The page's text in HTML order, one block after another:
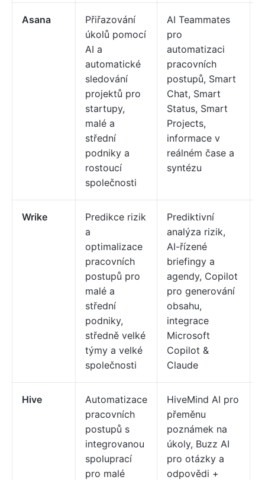
Asana
Přiřazování
úkolů pomocí
AI a
automatické
sledování
projektů pro
startupy,
malé a
střední
podniky a
rostoucí
společnosti
AI Teammates
pro
automatizaci
pracovních
postupů, Smart
Chat, Smart
Status, Smart
Projects,
informace v
reálném čase a
syntézu
Wrike
Predikce rizik
a
optimalizace
pracovních
postupů pro
malé a
střední
podniky,
středně velké
týmy a velké
společnosti
Prediktivní
analýza rizik,
AI-řízené
briefingy a
agendy, Copilot
pro generování
obsahu,
integrace
Microsoft
Copilot &
Claude
Hive
Automatizace
pracovních
postupů s
integrovanou
spoluprací
pro malé
HiveMind AI pro
přeměnu
poznámek na
úkoly, Buzz AI
pro otázky a
odpovědi +